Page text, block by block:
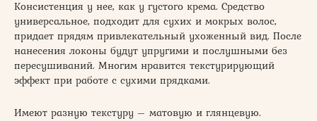
Консистенция у нее, как у густого крема. Средство
универсальное, подходит для сухих и мокрых волос,
придает прядям привлекательный ухоженный вид. После
нанесения локоны будут упругими и послушными без
пересушиваний. Многим нравится текстурирующий
эффект при работе с сухими прядками.
Имеют разную текстуру – матовую и глянцевую.